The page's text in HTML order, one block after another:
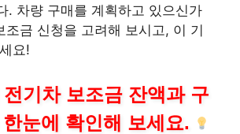
. 차량 구매를 계획하고 있으신가
조금 신청을 고려해 보시고, 이 기
요!
기차 보조금 잔액과 구
눈에 확인해 보세요.